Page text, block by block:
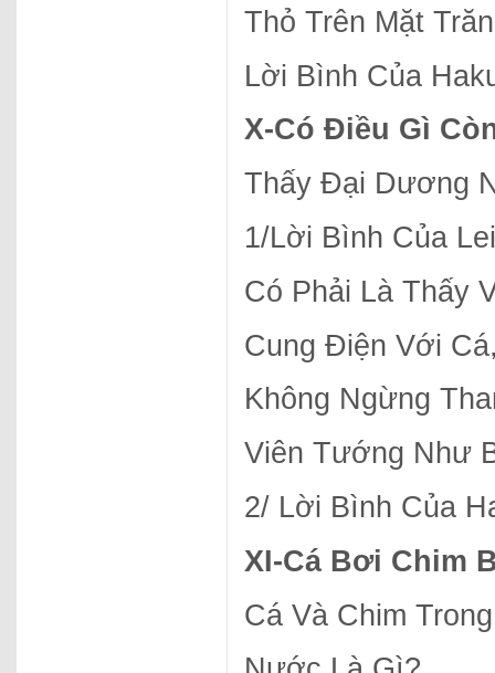
Thỏ Trên Mặt
Lời Bình Của
X-Có Điều Gì
Thấy Đại Dương
1/Lời Bình Của
Có Phải Là Thấy
Cung Điện Với
Không Ngừng
Viên Tướng Như
2/ Lời Bình Của
XI-Cá Bơi Chim
Cá Và Chim